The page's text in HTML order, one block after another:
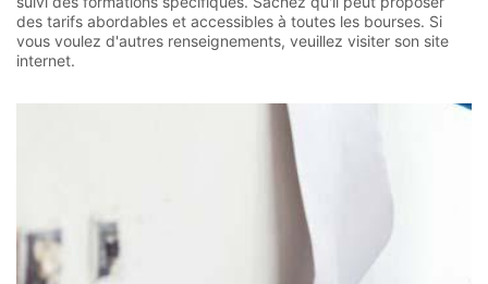
des tarifs abordables et accessibles à toutes les bourses. Si
vous voulez d'autres renseignements, veuillez visiter son site
internet.